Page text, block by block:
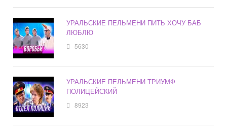
УРАЛЬСКИЕ ПЕЛЬМЕНИ ПИТЬ ХОЧУ БАБ
ЛЮБЛЮ
5630
УРАЛЬСКИЕ ПЕЛЬМЕНИ ТРИУМФ
ПОЛИЦЕЙСКИЙ
8923